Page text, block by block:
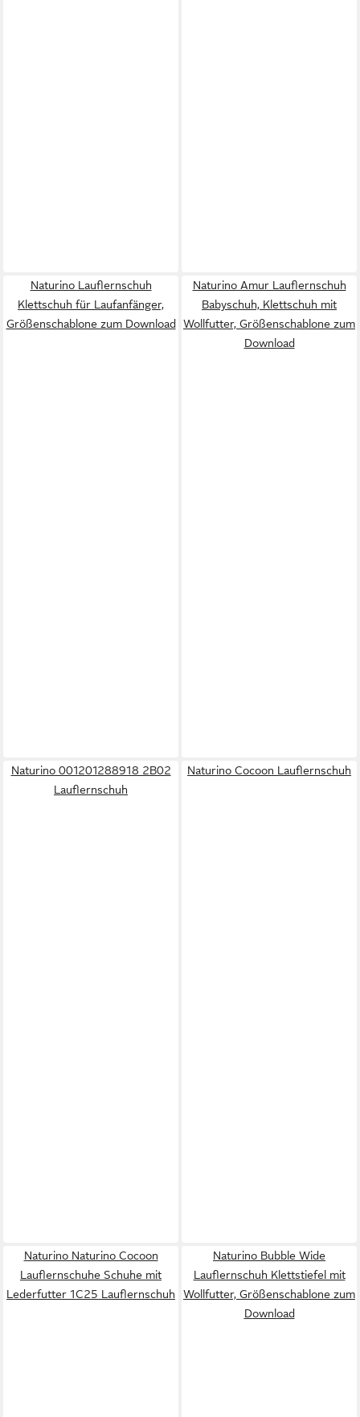
Naturino Lauflernschuh
Klettschuh für Laufanfänger,
Größenschablone zum Download
Naturino Amur Lauflernschuh
Babyschuh, Klettschuh mit
Wollfutter, Größenschablone zum
Download
Naturino 001201288918 2B02
Lauflernschuh
Naturino Cocoon Lauflernschuh
Naturino Naturino Cocoon
Lauflernschuhe Schuhe mit
Lederfutter 1C25 Lauflernschuh
Naturino Bubble Wide
Lauflernschuh Klettstiefel mit
Wollfutter, Größenschablone zum
Download